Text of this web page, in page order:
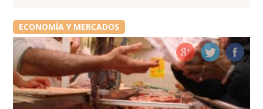
ECONOMÍA Y MERCADOS